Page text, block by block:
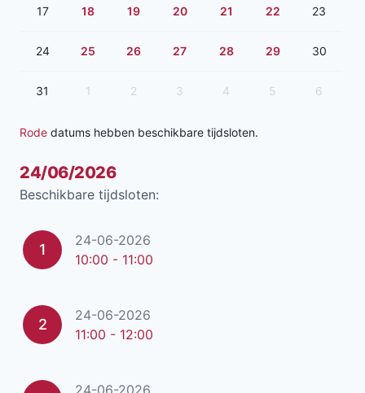
17 18 19 20 21 22 23
24 25 26 27 28 29 30
31 1 2 3 4 5 6
Rode datums hebben beschikbare tijdsloten.
24/06/2026
Beschikbare tijdsloten:
1
24-06-2026
10:00 - 11:00
2
24-06-2026
11:00 - 12:00
24-06-2026